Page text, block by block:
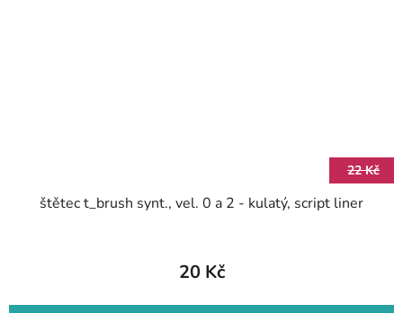
22 Kč
štětec t_brush synt., vel. 0 a 2 - kulatý, script liner
20 Kč